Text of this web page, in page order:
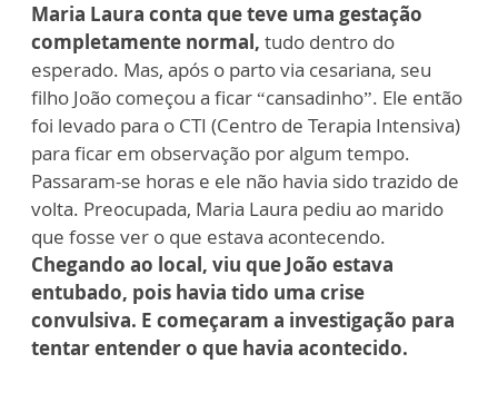
Maria Laura conta que teve uma gestação
completamente normal, tudo dentro do
esperado. Mas, após o parto via cesariana, seu
filho João começou a ficar “cansadinho”. Ele então
foi levado para o CTI (Centro de Terapia Intensiva)
para ficar em observação por algum tempo.
Passaram-se horas e ele não havia sido trazido de
volta. Preocupada, Maria Laura pediu ao marido
que fosse ver o que estava acontecendo.
Chegando ao local, viu que João estava
entubado, pois havia tido uma crise
convulsiva. E começaram a investigação para
tentar entender o que havia acontecido.